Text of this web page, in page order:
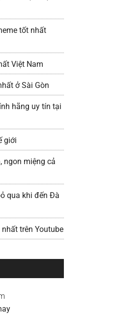
tốt nhất
Việt Nam
ở Sài Gòn
hãng uy tín tại
giới
ngon miệng cả
qua khi đến Đà
trên Youtube